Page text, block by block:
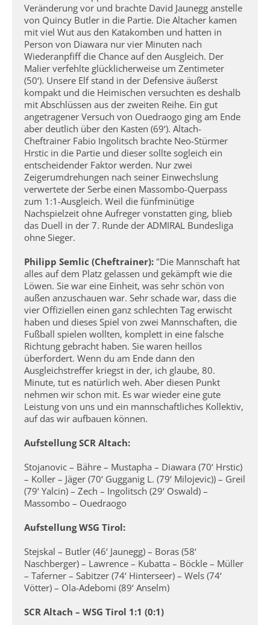
Veränderung vor und brachte David Jaunegg anstelle
von Quincy Butler in die Partie. Die Altacher kamen
mit viel Wut aus den Katakomben und hatten in
Person von Diawara nur vier Minuten nach
Wiederanpfiff die Chance auf den Ausgleich. Der
Malier verfehlte glücklicherweise um Zentimeter
(50‘). Unsere Elf stand in der Defensive äußerst
kompakt und die Heimischen versuchten es deshalb
mit Abschlüssen aus der zweiten Reihe. Ein gut
angetragener Versuch von Ouedraogo ging am Ende
aber deutlich über den Kasten (69‘). Altach-
Cheftrainer Fabio Ingolitsch brachte Neo-Stürmer
Hrstic in die Partie und dieser sollte sogleich ein
entscheidender Faktor werden. Nur zwei
Zeigerumdrehungen nach seiner Einwechslung
verwertete der Serbe einen Massombo-Querpass
zum 1:1-Ausgleich. Weil die fünfminütige
Nachspielzeit ohne Aufreger vonstatten ging, blieb
das Duell in der 7. Runde der ADMIRAL Bundesliga
ohne Sieger.
Philipp Semlic (Cheftrainer): "Die Mannschaft hat
alles auf dem Platz gelassen und gekämpft wie die
Löwen. Sie war eine Einheit, was sehr schön von
außen anzuschauen war. Sehr schade war, dass die
vier Offiziellen einen ganz schlechten Tag erwischt
haben und dieses Spiel von zwei Mannschaften, die
Fußball spielen wollten, komplett in eine falsche
Richtung gebracht haben. Sie waren heillos
überfordert. Wenn du am Ende dann den
Ausgleichstreffer kriegst in der, ich glaube, 80.
Minute, tut es natürlich weh. Aber diesen Punkt
nehmen wir schon mit. Es war wieder eine gute
Leistung von uns und ein mannschaftliches Kollektiv,
auf das wir aufbauen können.
Aufstellung SCR Altach:
Stojanovic – Bähre – Mustapha – Diawara (70‘ Hrstic)
– Koller – Jäger (70‘ Gugganig L. (79‘ Milojevic)) – Greil
(79‘ Yalcin) – Zech – Ingolitsch (29‘ Oswald) –
Massombo – Ouedraogo
Aufstellung WSG Tirol:
Stejskal – Butler (46‘ Jaunegg) – Boras (58‘
Naschberger) – Lawrence – Kubatta – Böckle – Müller
– Taferner – Sabitzer (74‘ Hinterseer) – Wels (74‘
Vötter) – Ola-Adebomi (89‘ Anselm)
SCR Altach – WSG Tirol 1:1 (0:1)